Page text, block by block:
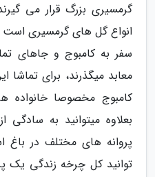
گرمسیری بزرگ قرار می
انواع گل های گرمسیری است
سفر به کامبوج و جاهای
معابد میگذرند، برای
کامبوج مخصوصا خانواده
بعلاوه میتوانید به
پروانه های مختلف در باغ
توانید کل چرخه زندگی یک